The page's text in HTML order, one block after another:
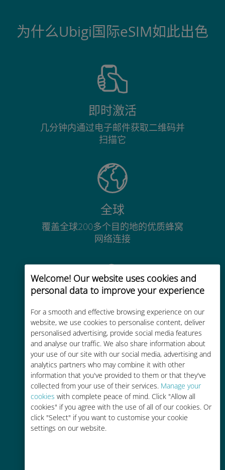
Welcome! Our website uses cookies and
personal data to improve your experience
For a smooth and effective browsing experience on our
website, we use cookies to personalise content, deliver
personalised advertising, provide social media features
and analyse our traffic. We also share information about
your use of our site with our social media, advertising and
analytics partners who may combine it with other
information that you've provided to them or that they've
collected from your use of their services. Manage your
cookies with complete peace of mind. Click "Allow all
cookies" if you agree with the use of all of our cookies. Or
click "Select" if you want to customise your cookie
settings on our website.
为什么Ubigi国际eSIM如此出色
即时激活
几分钟内通过电子邮件获取二维码并
扫描它
全球
覆盖全球200多个目的地的优质蜂窝
网络连接
经济实惠
比现有运营商的漫游费便宜高达90%
轻松充值
通过Ubigi应用随时随地通话，即使
没有Wi-Fi或剩余流量也能畅聊